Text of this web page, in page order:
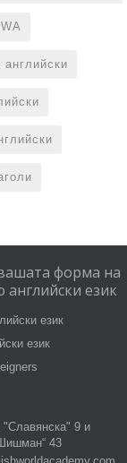
форма на
английски език
език
език
43